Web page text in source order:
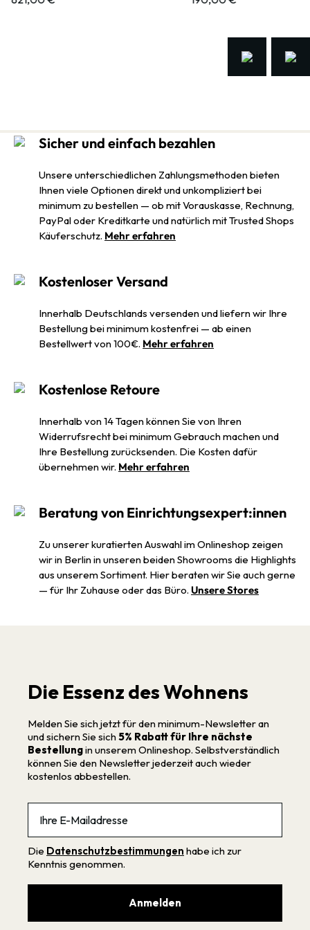
Sicher und einfach bezahlen
Unsere unterschiedlichen Zahlungsmethoden bieten
Ihnen viele Optionen direkt und unkompliziert bei
minimum zu bestellen — ob mit Vorauskasse, Rechnung,
PayPal oder Kreditkarte und natürlich mit Trusted Shops
Käuferschutz. Mehr erfahren
Kostenloser Versand
Innerhalb Deutschlands versenden und liefern wir Ihre
Bestellung bei minimum kostenfrei — ab einen
Bestellwert von 100€. Mehr erfahren
Kostenlose Retoure
Innerhalb von 14 Tagen können Sie von Ihren
Widerrufsrecht bei minimum Gebrauch machen und
Ihre Bestellung zurücksenden. Die Kosten dafür
übernehmen wir. Mehr erfahren
Beratung von Einrichtungsexpert:innen
Zu unserer kuratierten Auswahl im Onlineshop zeigen
wir in Berlin in unseren beiden Showrooms die Highlights
aus unserem Sortiment. Hier beraten wir Sie auch gerne
— für Ihr Zuhause oder das Büro. Unsere Stores
Die Essenz des Wohnens
Melden Sie sich jetzt für den minimum-Newsletter an
und sichern Sie sich 5% Rabatt für Ihre nächste
Bestellungin unserem Onlineshop. Selbstverständlich
können Sie den Newsletter jederzeit auch wieder
kostenlos abbestellen.
Die Datenschutzbestimmungen habe ich zur
Kenntnis genommen.
Anmelden